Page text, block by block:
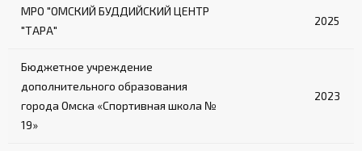
МРО "ОМСКИЙ БУДДИЙСКИЙ ЦЕНТР
"ТАРА"
2025
Бюджетное учреждение
дополнительного образования
города Омска «Спортивная школа №
19»
2023